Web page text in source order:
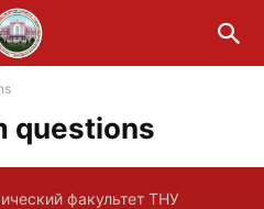
questions
факультет ТНУ